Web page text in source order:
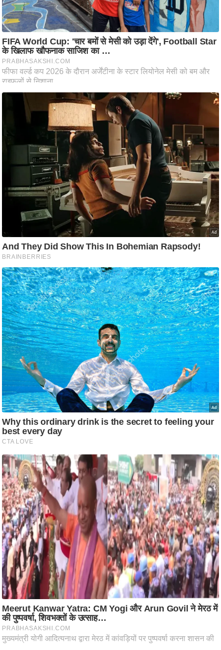
ण
स
म
सा
म
यि
क
भ
म
.
आ
ई
.
चा
य
प
र
स
मी
ध
र्म
ज्यो
ति
ष
प्र
भु
म
हि
मा
/
ध
र्म
स्थ
ल
व्र
त
त्यो
हा
र